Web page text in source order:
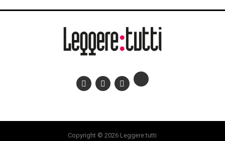
personali, recapiti e un breve curriculum. Gli elaborati
vanno inviati in una sola copiaentro il 30 settembre
2026 (farà fede il timbro postale)
Invio postale: Centro Pannunzio, Via Maria Vittoria 35,